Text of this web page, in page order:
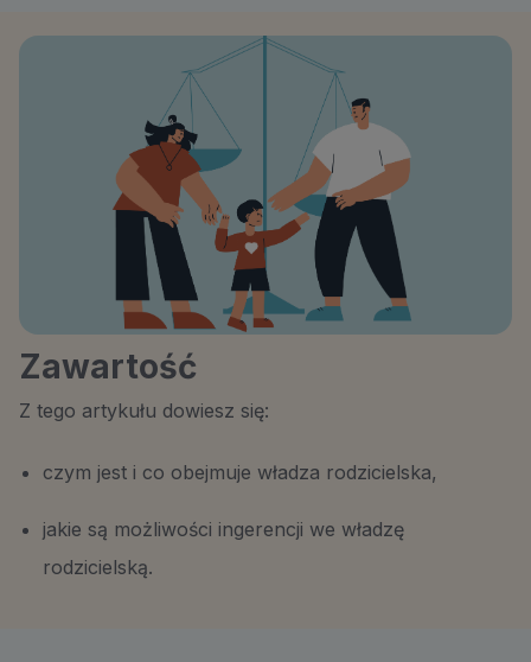
Zawartość
Z tego artykułu dowiesz się:
czym jest i co obejmuje władza rodzicielska,
jakie są możliwości ingerencji we władzę
rodzicielską.